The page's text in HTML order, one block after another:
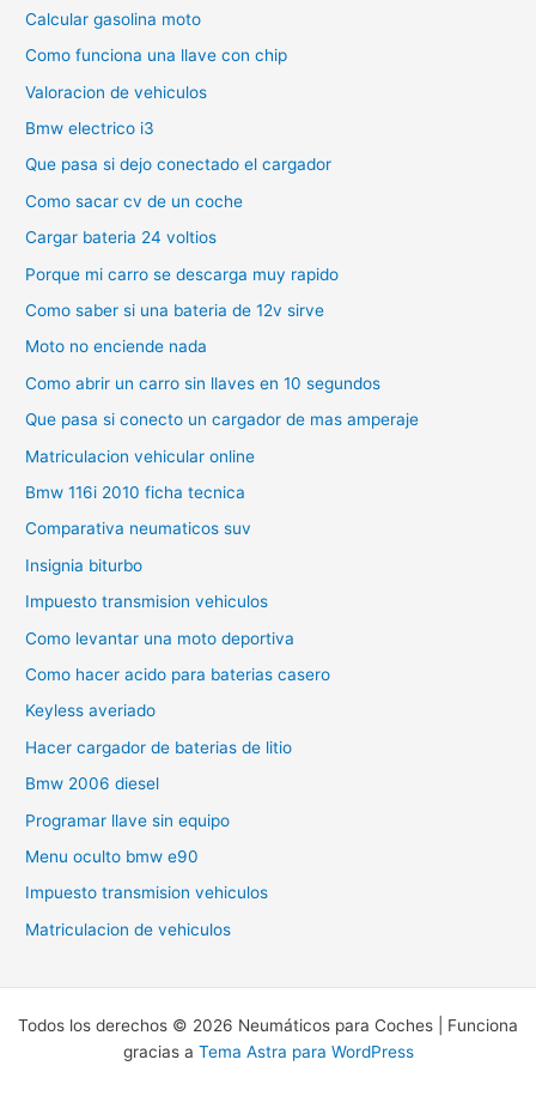
Calcular gasolina moto
Como funciona una llave con chip
Valoracion de vehiculos
Bmw electrico i3
Que pasa si dejo conectado el cargador
Como sacar cv de un coche
Cargar bateria 24 voltios
Porque mi carro se descarga muy rapido
Como saber si una bateria de 12v sirve
Moto no enciende nada
Como abrir un carro sin llaves en 10 segundos
Que pasa si conecto un cargador de mas amperaje
Matriculacion vehicular online
Bmw 116i 2010 ficha tecnica
Comparativa neumaticos suv
Insignia biturbo
Impuesto transmision vehiculos
Como levantar una moto deportiva
Como hacer acido para baterias casero
Keyless averiado
Hacer cargador de baterias de litio
Bmw 2006 diesel
Programar llave sin equipo
Menu oculto bmw e90
Impuesto transmision vehiculos
Matriculacion de vehiculos
Todos los derechos © 2026 Neumáticos para Coches | Funciona
gracias a Tema Astra para WordPress